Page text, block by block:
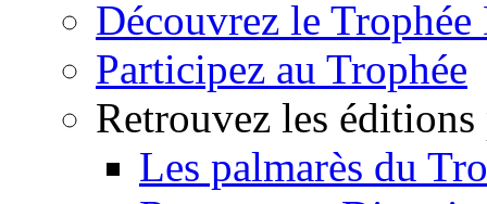
Découvrez le
Participez au Trophée
Retrouvez les éditions
Les palmarès du